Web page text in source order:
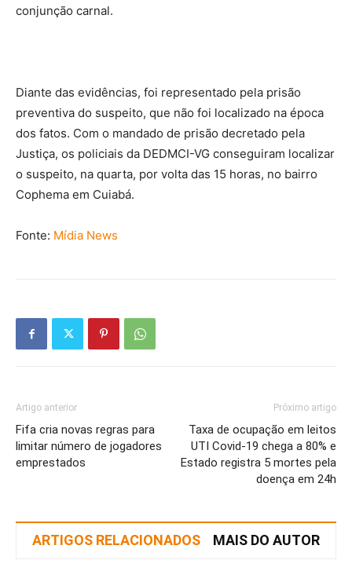
conjunção carnal.
Diante das evidências, foi representado pela prisão
preventiva do suspeito, que não foi localizado na época
dos fatos. Com o mandado de prisão decretado pela
Justiça, os policiais da DEDMCI-VG conseguiram localizar
o suspeito, na quarta, por volta das 15 horas, no bairro
Cophema em Cuiabá.
Fonte: Mídia News
Artigo anterior
Fifa cria novas regras para
limitar número de jogadores
emprestados
Próximo artigo
Taxa de ocupação em leitos
UTI Covid-19 chega a 80% e
Estado registra 5 mortes pela
doença em 24h
ARTIGOS RELACIONADOS MAIS DO AUTOR